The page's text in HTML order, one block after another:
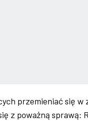
przemieniać się w
z poważną sprawą: